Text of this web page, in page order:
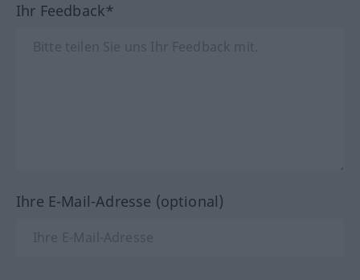
Ihr Feedback*
Ihre E-Mail-Adresse (optional)